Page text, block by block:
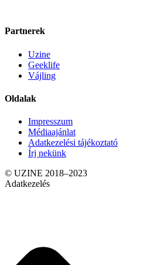
Partnerek
Uzine
Geeklife
Vájling
Oldalak
Impresszum
Médiaajánlat
Adatkezelési tájékoztató
Írj nekünk
© UZINE 2018–2023
Adatkezelés